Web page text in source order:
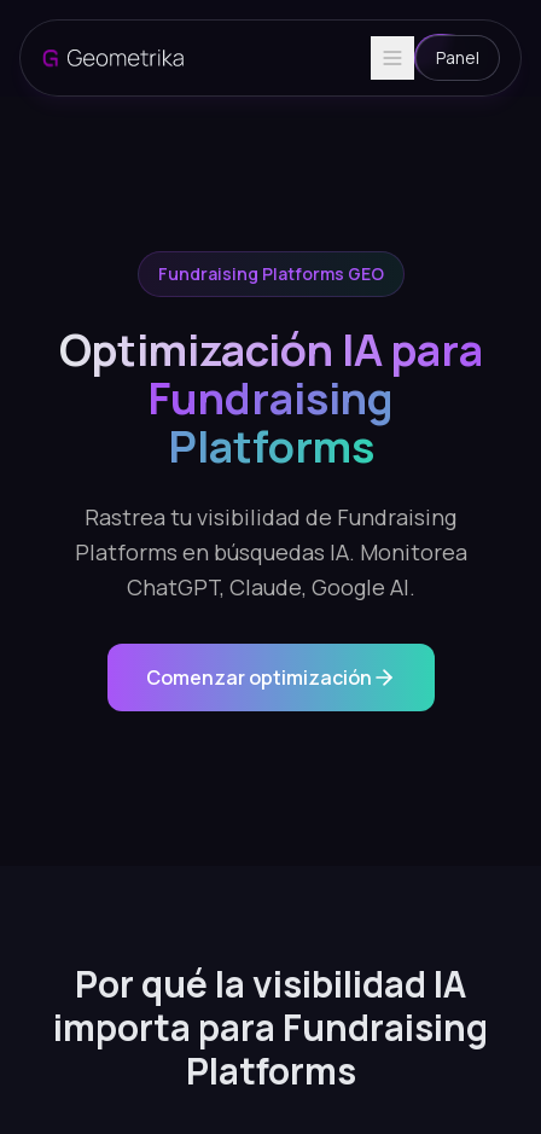
Panel
Fundraising Platforms GEO
Optimización IA para
Fundraising
Platforms
Rastrea tu visibilidad de Fundraising
Platforms en búsquedas IA. Monitorea
ChatGPT, Claude, Google AI.
Comenzar optimización
Por qué la visibilidad IA
importa para Fundraising
Platforms